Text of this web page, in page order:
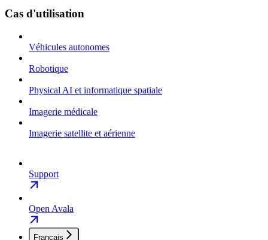
Cas d'utilisation
Véhicules autonomes
Robotique
Physical AI et informatique spatiale
Imagerie médicale
Imagerie satellite et aérienne
Support
Open Avala
Français